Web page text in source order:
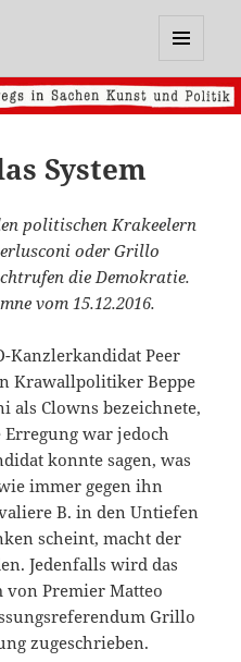
UND
WIDGETS
System
politischen Krakeelern
oder Grillo
die Demokratie.
vom 15.12.2016.
Kanzlerkandidat Peer
Krawallpolitiker Beppe
als Clowns bezeichnete,
Erregung war jedoch
konnte sagen, was
immer gegen ihn
B. in den Untiefen
scheint, macht der
Jedenfalls wird das
von Premier Matteo
Grillo
zugeschrieben.